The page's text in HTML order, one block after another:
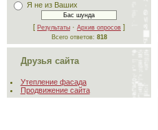
Я не из Ваших
[ Результаты · Архив опросов ]
Всего ответов: 818
Друзья сайта
Утепление фасада
Продвижение сайта